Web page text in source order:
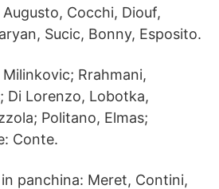
Cocchi, Diouf,
Sucic, Bonny, Esposito.
Rrahmani,
Di Lorenzo, Lobotka,
Politano, Elmas;
Conte.
panchina: Meret, Contini,